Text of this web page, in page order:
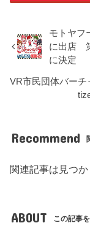
モトヤフ
に出店
に決定
VR市民団体バー
Recommend
関連記事は見つか
ABOUT この記事